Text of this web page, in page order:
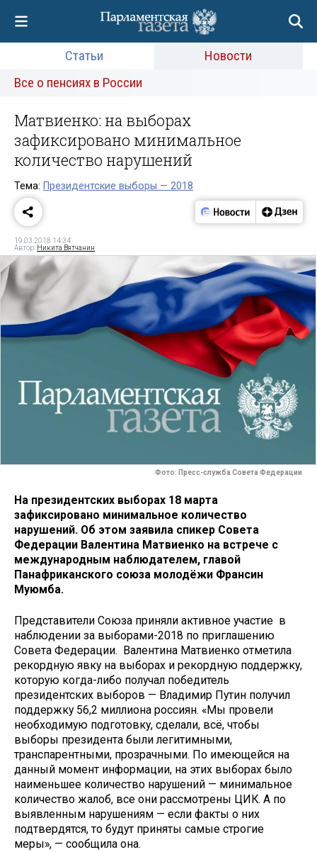
Статьи
Новости
Все о пенсиях в России
Матвиенко: на выборах
зафиксировано минимальное
количество нарушений
Тема: Президентские выборы — 2018
19.03.2018 14:34
Автор: Никита Вятчанин
Фото: Пресс-служба Совета Федерации
На президентских выборах 18 марта
зафиксировано минимальное количество
нарушений. Об этом заявила спикер Совета
Федерации Валентина Матвиенко на встрече с
международным наблюдателем, главой
Панафриканского союза молодёжи Франсин
Муюмба.
Представители Союза приняли активное участие в
наблюдении за выборами-2018 по приглашению
Совета Федерации. Валентина Матвиенко отметила
рекордную явку на выборах и рекордную поддержку,
которую когда-либо получал победитель
президентских выборов — Владимир Путин получил
поддержку 56,2 миллиона россиян. «Мы провели
необходимую подготовку, сделали, всё, чтобы
выборы президента были легитимными,
транспарентными, прозрачными. По имеющейся на
данный момент информации, на этих выборах было
наименьшее количество нарушений — минимальное
количество жалоб, все они рассмотрены ЦИК. А по
выявленным нарушениям — если факты о них
подтвердятся, то будут приняты самые строгие
меры», — сообщила она.